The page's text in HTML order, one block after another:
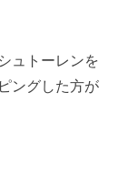
ュトーレンを
ングした方が